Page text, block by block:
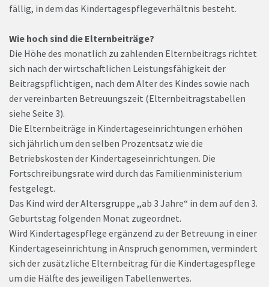
fällig, in dem das Kindertagespflegeverhältnis besteht.
Wie hoch sind die Elternbeiträge?
Die Höhe des monatlich zu zahlenden Elternbeitrags richtet
sich nach der wirtschaftlichen Leistungsfähigkeit der
Beitragspflichtigen, nach dem Alter des Kindes sowie nach
der vereinbarten Betreuungszeit (Elternbeitragstabellen
siehe Seite 3).
Die Elternbeiträge in Kindertageseinrichtungen erhöhen
sich jährlich um den selben Prozentsatz wie die
Betriebskosten der Kindertageseinrichtungen. Die
Fortschreibungsrate wird durch das Familienministerium
festgelegt.
Das Kind wird der Altersgruppe ,,ab 3 Jahre“ in dem auf den 3.
Geburtstag folgenden Monat zugeordnet.
Wird Kindertagespflege ergänzend zu der Betreuung in einer
Kindertageseinrichtung in Anspruch genommen, vermindert
sich der zusätzliche Elternbeitrag für die Kindertagespflege
um die Hälfte des jeweiligen Tabellenwertes.